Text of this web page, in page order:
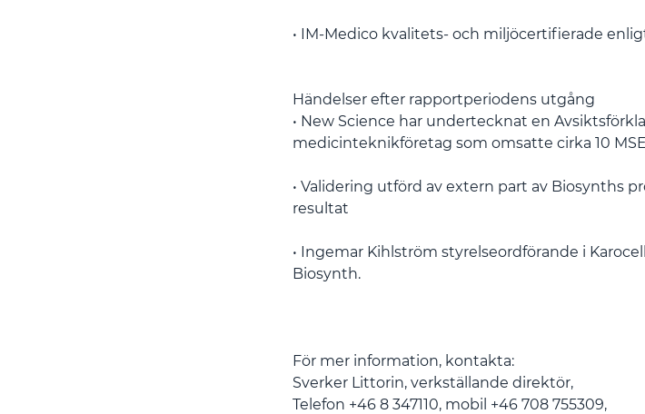
• IM-Medico kvalitets- och miljöcertifierade
Händelser efter rapportperiodens utgång
• New Science har undertecknat en
medicinteknikföretag som omsatte cirka 10
• Validering utförd av extern part av Biosynths
resultat
• Ingemar Kihlström styrelseordförande i
Biosynth.
För mer information, kontakta:
Sverker Littorin, verkställande direktör,
Telefon +46 8 347110, mobil +46 708 755309,